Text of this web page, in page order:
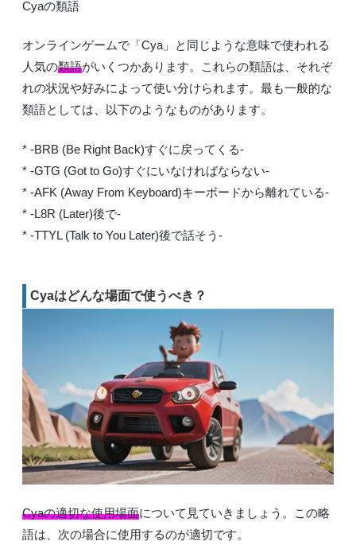
Cyaの類語
オンラインゲームで「Cya」と同じような意味で使われる
人気の類語がいくつかあります。これらの類語は、それぞ
れの状況や好みによって使い分けられます。最も一般的な
類語としては、以下のようなものがあります。
* -BRB (Be Right Back)すぐに戻ってくる-
* -GTG (Got to Go)すぐにいなければならない-
* -AFK (Away From Keyboard)キーボードから離れている-
* -L8R (Later)後で-
* -TTYL (Talk to You Later)後で話そう-
Cyaはどんな場面で使うべき？
Cyaの適切な使用場面について見ていきましょう。この略
語は、次の場合に使用するのが適切です。